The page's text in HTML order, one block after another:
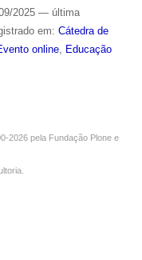
2025 — última
em: Cátedra de
online, Educação
2026 pela Fundação Plone e